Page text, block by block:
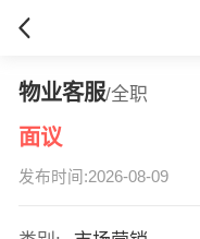
物业客服/全职
面议
发布时间:2026-08-09